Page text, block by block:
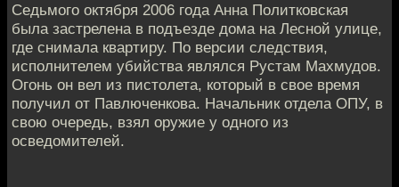
Седьмого октября 2006 года Анна Политковская
была застрелена в подъезде дома на Лесной улице,
где снимала квартиру. По версии следствия,
исполнителем убийства являлся Рустам Махмудов.
Огонь он вел из пистолета, который в свое время
получил от Павлюченкова. Начальник отдела ОПУ, в
свою очередь, взял оружие у одного из
осведомителей.